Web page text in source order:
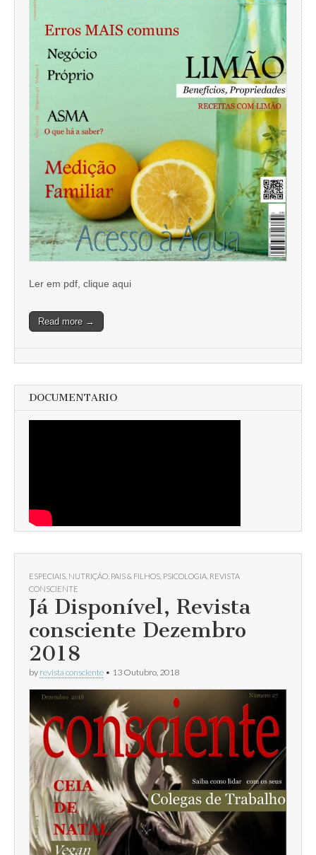
Ler em pdf, clique aqui
Read more →
DOCUMENTARIO
ESPECIAIS NUTRIÇÃO PAIS & FILHOS PSICOLOGIA REVISTA
CONSCIENTE
Já Disponível, Revista
consciente Dezembro
2018
by revista consciente • 13 Outubro, 2018